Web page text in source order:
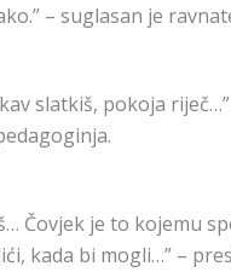
– suglasan je
slatkiš, pokoja
Čovjek je to kojemu
kada bi mogli…” –